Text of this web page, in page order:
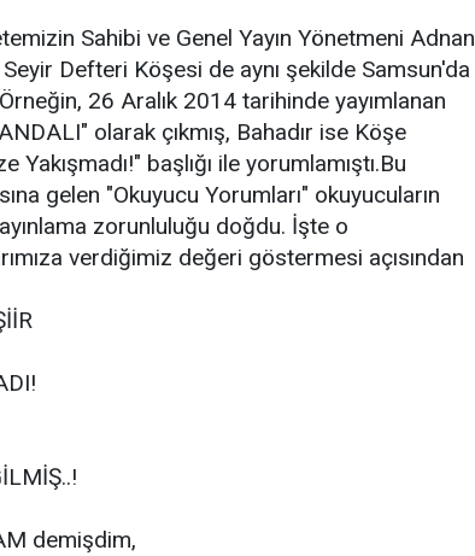
Sahibi ve Genel Yayın Yönetmeni Adnan
Defteri Köşesi de aynı şekilde Samsun'da
26 Aralık 2014 tarihinde yayımlanan
olarak çıkmış, Bahadır ise Köşe
Yakışmadı!" başlığı ile yorumlamıştı.Bu
gelen "Okuyucu Yorumları" okuyucuların
zorunluluğu doğdu. İşte o
verdiğimiz değeri göstermesi açısından
demişdim,